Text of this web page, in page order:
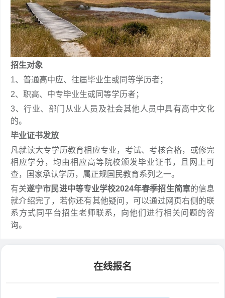
招生对象
1、普通高中应、往届毕业生或同等学历者；
2、职高、中专毕业生或同等学历者；
3、行业、部门从业人员及社会其他人员中具有高中文化
的。
毕业证书发放
凡就读大专学历教育相应专业，考试、考核合格，或修完
相应学分，均由相应高等院校颁发毕业证书，且网上可
查，国家承认学历，属正规国民教育系列之一。
有关遂宁市民进中等专业学校2024年春季招生简章的信息
就介绍完了，若你还有其他疑问，可以通过网页右侧的联
系方式同平台招生老师联系，向他们进行相关问题的咨
询。
在线报名